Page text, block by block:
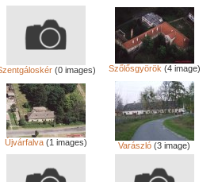
(0 images) Szőlősgyörök (4 image)
Újvárfalva (1 images) Varászló (3 image)